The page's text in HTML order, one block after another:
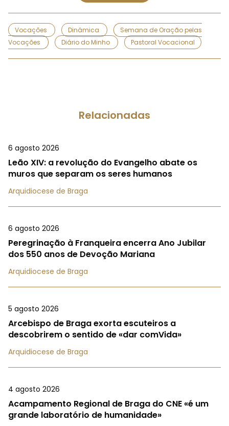
Vocações Dinâmica
Semana de Oração pelas
Vocações
Diário do Minho Pastoral Vocacional
Relacionadas
6 agosto 2026
Leão XIV: a revolução do Evangelho abate os
muros que separam os seres humanos
Arquidiocese de Braga
6 agosto 2026
Peregrinação à Franqueira encerra Ano Jubilar
dos 550 anos de Devoção Mariana
Arquidiocese de Braga
5 agosto 2026
Arcebispo de Braga exorta escuteiros a
descobrirem o sentido de «dar comVida»
Arquidiocese de Braga
4 agosto 2026
Acampamento Regional de Braga do CNE «é um
grande laboratório de humanidade»